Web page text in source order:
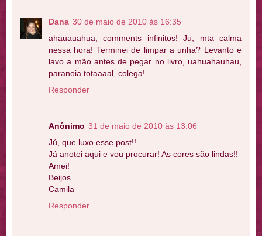
Dana 30 de maio de 2010 às 16:35
ahauauahua, comments infinitos! Ju, mta calma
nessa hora! Terminei de limpar a unha? Levanto e
lavo a mão antes de pegar no livro, uahuahauhau,
paranoia totaaaal, colega!
Responder
Anônimo 31 de maio de 2010 às 13:06
Jú, que luxo esse post!!
Já anotei aqui e vou procurar! As cores são lindas!!
Amei!
Beijos
Camila
Responder